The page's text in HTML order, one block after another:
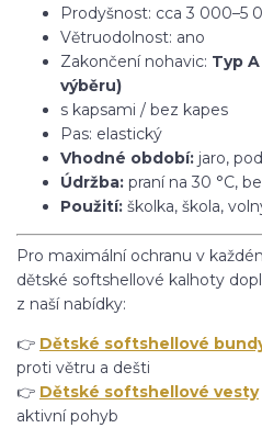
Prodyšnost: cca 3 000–5
Větruodolnost: ano
Zakončení nohavic: Typ
výběru)
s kapsami / bez kapes
Pas: elastický
Vhodné období: jaro,
Údržba: praní na 30 °C,
Použití: školka, škola,
Pro maximální ochranu v
dětské softshellové kalhoty
z naší nabídky:
👉 Dětské softshellové
proti větru a dešti
👉 Dětské softshellové vesty
aktivní pohyb